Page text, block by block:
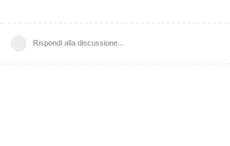
Rispondi alla discussione...